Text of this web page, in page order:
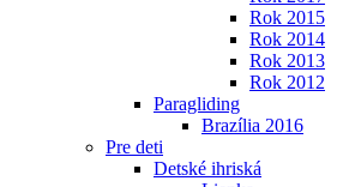
Rok 2015
Rok 2014
Rok 2013
Rok 2012
Paragliding
Brazília 2016
Pre deti
Detské ihriská